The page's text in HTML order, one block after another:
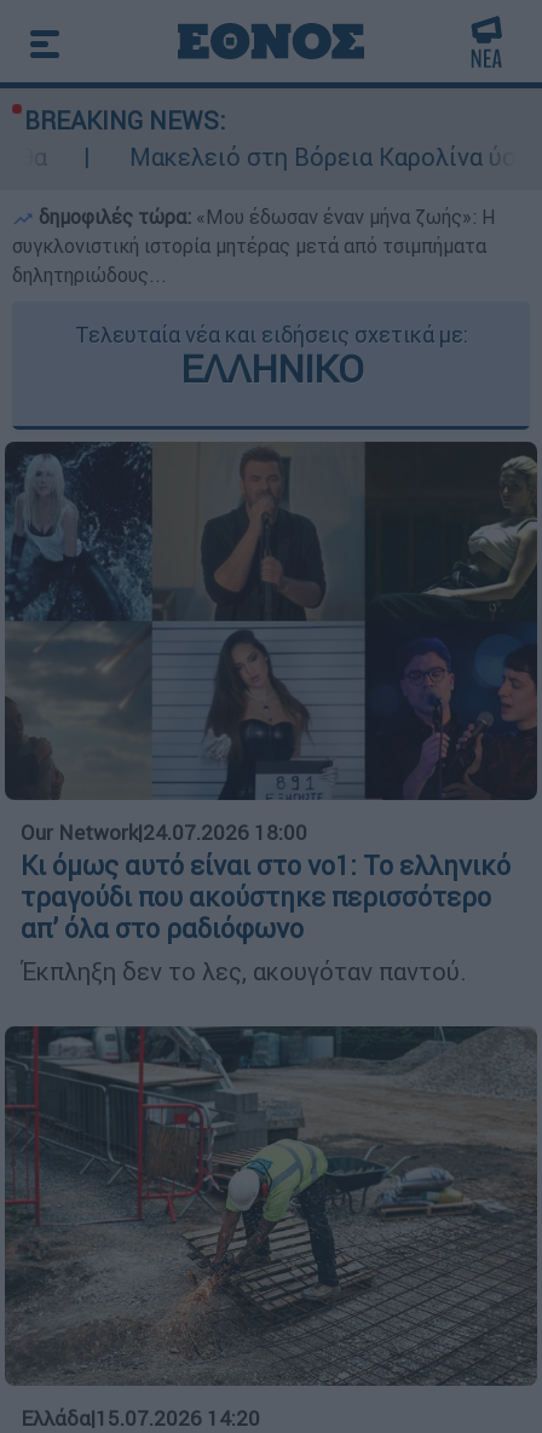
BREAKING NEWS:
στη Βόρεια Καρολίνα ύστερα από
δημοφιλές τώρα: «Μου έδωσαν έναν μήνα ζωής»: Η
συγκλονιστική ιστορία μητέρας μετά από τσιμπήματα
δηλητηριώδους...
Τελευταία νέα και ειδήσεις σχετικά με:
ΕΛΛΗΝΙΚΟ
Our Network|24.07.2026 18:00
Κι όμως αυτό είναι στο νο1: Το ελληνικό
τραγούδι που ακούστηκε περισσότερο
απ’ όλα στο ραδιόφωνο
Έκπληξη δεν το λες, ακουγόταν παντού.
Ελλάδα|15.07.2026 14:20